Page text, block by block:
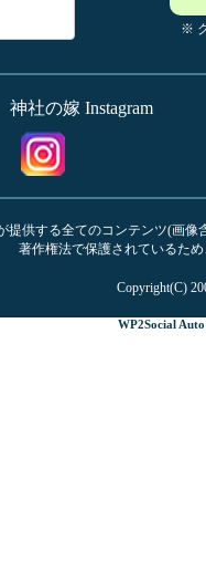
※
神社の嫁 Instagram
提供する全てのコンテンツ(画
著作権法で保護されているた
Copyright(C)
WP2Social